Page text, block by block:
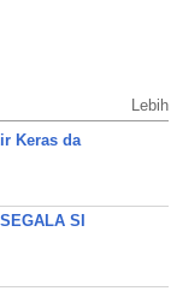
Lebih
Keras da
SI